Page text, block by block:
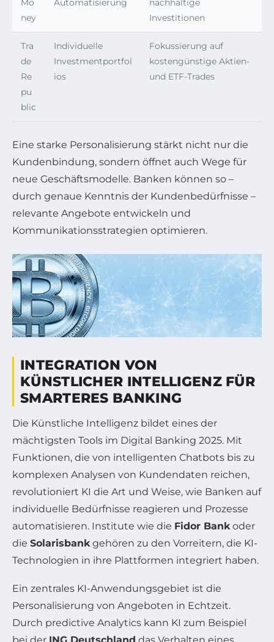
Mo
ney
Automatisierung
nachhaltige
Investitionen
Tra
de
Re
pu
blic
Individuelle
Investmentportfol
ios
Fokussierung auf
kostengünstige Aktien-
und ETF-Trades
Eine starke Personalisierung stärkt nicht nur die
Kundenbindung, sondern öffnet auch Wege für
neue Geschäftsmodelle. Banken können so –
durch genaue Kenntnis der Kundenbedürfnisse –
relevante Angebote entwickeln und
Kommunikationsstrategien optimieren.
INTEGRATION VON
KÜNSTLICHER INTELLIGENZ FÜR
SMARTERES BANKING
Die Künstliche Intelligenz bildet eines der
mächtigsten Tools im Digital Banking 2025. Mit
Funktionen, die von intelligenten Chatbots bis zu
komplexen Analysen von Kundendaten reichen,
revolutioniert KI die Art und Weise, wie Banken auf
individuelle Bedürfnisse reagieren und Prozesse
automatisieren. Institute wie die Fidor Bank oder
die Solarisbank gehören zu den Vorreitern, die KI-
Technologien in ihre Plattformen integriert haben.
Ein zentrales KI-Anwendungsgebiet ist die
Personalisierung von Angeboten in Echtzeit.
Durch predictive Analytics kann KI zum Beispiel
bei der ING Deutschland das Verhalten eines